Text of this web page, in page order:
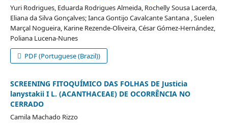
Yuri Rodrigues, Eduarda Rodrigues Almeida, Rochelly Sousa Lacerda,
Eliana da Silva Gonçalves; Ianca Gontijo Cavalcante Santana , Suelen
Marçal Nogueira, Karine Rezende-Oliveira, César Gómez-Hernández,
Poliana Lucena-Nunes
PDF (Portuguese (Brazil))
SCREENING FITOQUÍMICO DAS FOLHAS DE Justicia
lanystakii I L. (ACANTHACEAE) DE OCORRÊNCIA NO
CERRADO
Camila Machado Rizzo